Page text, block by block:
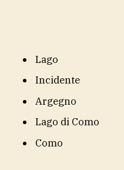
Lago
Incidente
Argegno
Lago di Como
Como